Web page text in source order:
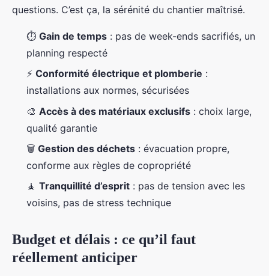
questions. C’est ça, la sérénité du chantier maîtrisé.
⏱️ Gain de temps : pas de week-ends sacrifiés, un
planning respecté
⚡ Conformité électrique et plomberie :
installations aux normes, sécurisées
🎨 Accès à des matériaux exclusifs : choix large,
qualité garantie
🗑️ Gestion des déchets : évacuation propre,
conforme aux règles de copropriété
🧘 Tranquillité d’esprit : pas de tension avec les
voisins, pas de stress technique
Budget et délais : ce qu’il faut
réellement anticiper